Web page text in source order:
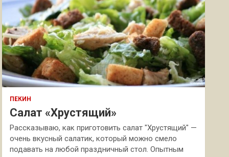
ПЕКИН
Салат «Хрустящий»
Рассказываю, как приготовить салат "Хрустящий" —
очень вкусный салатик, который можно смело
подавать на любой праздничный стол. Опытным